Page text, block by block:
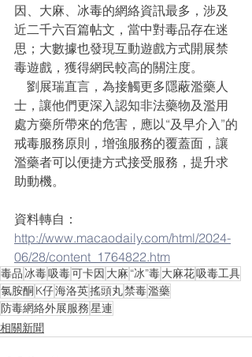
因、大麻、冰毒的網絡資訊最多，涉及
近二千六百篇帖文，當中對毒品存在迷
思；大數據也發現互動遊戲方式開展禁
毒遊戲，獲得網民較高的關注度。
劉展瑞直言，為接觸更多隱蔽濫藥人
士，讓他們更深入認知非法藥物及濫用
處方藥所帶來的危害，應以“及早介入”的
戒毒服務原則，增強服務的覆蓋面，讓
濫藥者可以便捷方式接受服務，提升求
助動機。
資料轉自：
http://www.macaodaily.com/html/2024-
06/28/content_1764822.htm
毒品冰毒吸毒可卡因 大麻 “冰”毒大麻花吸毒工具
氯胺酮 K仔海洛英搖頭丸禁毒濫藥
防毒網絡外展服務星連
相關新聞